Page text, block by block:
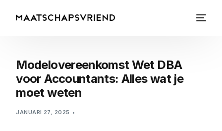
Modelovereenkomst Wet DBA
voor Accountants: Alles wat je
moet weten
JANUARI 27, 2025